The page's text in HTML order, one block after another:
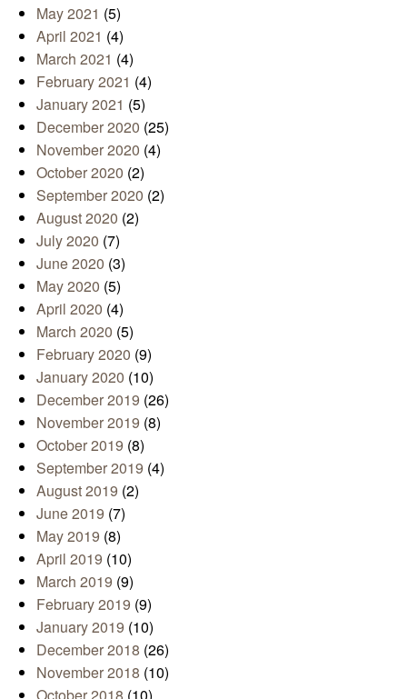
May 2021 (5)
April 2021 (4)
March 2021 (4)
February 2021 (4)
January 2021 (5)
December 2020 (25)
November 2020 (4)
October 2020 (2)
September 2020 (2)
August 2020 (2)
July 2020 (7)
June 2020 (3)
May 2020 (5)
April 2020 (4)
March 2020 (5)
February 2020 (9)
January 2020 (10)
December 2019 (26)
November 2019 (8)
October 2019 (8)
September 2019 (4)
August 2019 (2)
June 2019 (7)
May 2019 (8)
April 2019 (10)
March 2019 (9)
February 2019 (9)
January 2019 (10)
December 2018 (26)
November 2018 (10)